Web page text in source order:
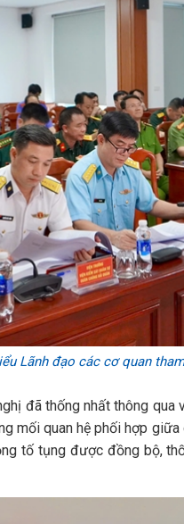
Lãnh đạo các cơ quan
đã thống nhất thông qua
mối quan hệ phối hợp
tố tụng được đồng bộ,